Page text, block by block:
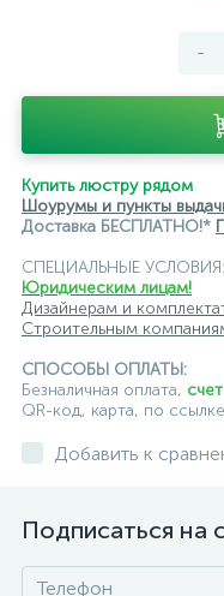
подвесные
подвесные
подвесные
подвесные
подвесные
подвесные
подвесные
-
Купить люстру рядом
Шоурумы и пункты
Доставка БЕСПЛАТНО!*
СПЕЦИАЛЬНЫЕ УСЛОВИЯ:
Юридическим лицам!
Дизайнерам и
Строительным
СПОСОБЫ ОПЛАТЫ:
Безналичная оплата,
QR-код, карта, по
Добавить к
Подписаться на